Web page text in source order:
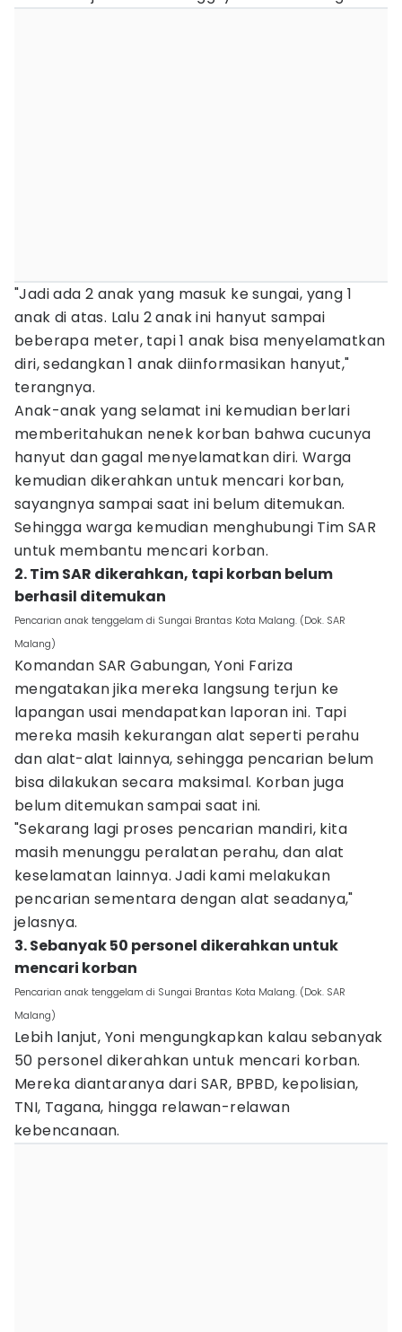
"Jadi ada 2 anak yang masuk ke sungai, yang 1
anak di atas. Lalu 2 anak ini hanyut sampai
beberapa meter, tapi 1 anak bisa menyelamatkan
diri, sedangkan 1 anak diinformasikan hanyut,"
terangnya.
Anak-anak yang selamat ini kemudian berlari
memberitahukan nenek korban bahwa cucunya
hanyut dan gagal menyelamatkan diri. Warga
kemudian dikerahkan untuk mencari korban,
sayangnya sampai saat ini belum ditemukan.
Sehingga warga kemudian menghubungi Tim SAR
untuk membantu mencari korban.
2. Tim SAR dikerahkan, tapi korban belum
berhasil ditemukan
Pencarian anak tenggelam di Sungai Brantas Kota Malang. (Dok. SAR
Malang)
Komandan SAR Gabungan, Yoni Fariza
mengatakan jika mereka langsung terjun ke
lapangan usai mendapatkan laporan ini. Tapi
mereka masih kekurangan alat seperti perahu
dan alat-alat lainnya, sehingga pencarian belum
bisa dilakukan secara maksimal. Korban juga
belum ditemukan sampai saat ini.
"Sekarang lagi proses pencarian mandiri, kita
masih menunggu peralatan perahu, dan alat
keselamatan lainnya. Jadi kami melakukan
pencarian sementara dengan alat seadanya,"
jelasnya.
3. Sebanyak 50 personel dikerahkan untuk
mencari korban
Pencarian anak tenggelam di Sungai Brantas Kota Malang. (Dok. SAR
Malang)
Lebih lanjut, Yoni mengungkapkan kalau sebanyak
50 personel dikerahkan untuk mencari korban.
Mereka diantaranya dari SAR, BPBD, kepolisian,
TNI, Tagana, hingga relawan-relawan
kebencanaan.